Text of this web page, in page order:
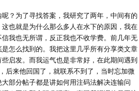
？为了寻找答案，我研究了两年，中间有的
也就是为什么那么多人在水下的原因，我在
我也无所谓，反正我也不收学费。前几年无
怎么找到的。我把这里几乎所有分享类文章
启发。而我运气也是非常好，在此期间遇到
后来他回国了，就联系不到了，当时忘加微
部分帖子都是讲如何用注码法解决连输问